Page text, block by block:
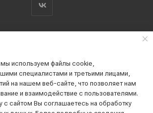
АО КПК "Ставропольстройопторг"
Все права защищены
мы используем файлы cookie,
специалистами и третьими лицами,
на нашем веб-сайте, что позволяет нам
и взаимодействие с пользователями.
с сайтом Вы соглашаетесь на обработку